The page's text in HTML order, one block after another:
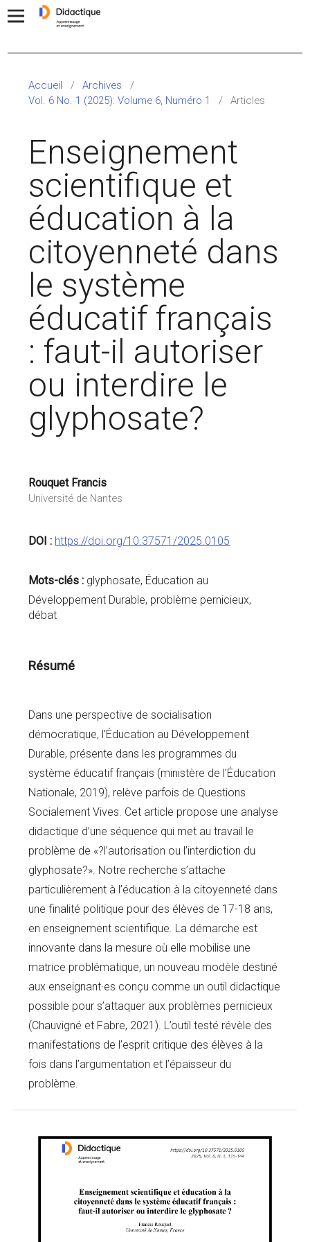
Accueil / Archives
/
Vol. 6 No. 1 (2025): Volume 6, Numéro 1
/ Articles
Enseignement
scientifique et
éducation à la
citoyenneté dans
le système
éducatif français
: faut-il autoriser
ou interdire le
glyphosate?
Rouquet Francis
Université de Nantes
DOI : https://doi.org/10.37571/2025.0105
Mots-clés : glyphosate, Éducation au
Développement Durable, problème pernicieux,
débat
Résumé
Dans une perspective de socialisation
démocratique, l’Éducation au Développement
Durable, présente dans les programmes du
système éducatif français (ministère de l’Éducation
Nationale, 2019), relève parfois de Questions
Socialement Vives. Cet article propose une analyse
didactique d’une séquence qui met au travail le
problème de «?l’autorisation ou l’interdiction du
glyphosate?». Notre recherche s’attache
particulièrement à l’éducation à la citoyenneté dans
une finalité politique pour des élèves de 17-18 ans,
en enseignement scientifique. La démarche est
innovante dans la mesure où elle mobilise une
matrice problématique, un nouveau modèle destiné
aux enseignant·es conçu comme un outil didactique
possible pour s’attaquer aux problèmes pernicieux
(Chauvigné et Fabre, 2021). L’outil testé révèle des
manifestations de l’esprit critique des élèves à la
fois dans l’argumentation et l’épaisseur du
problème.